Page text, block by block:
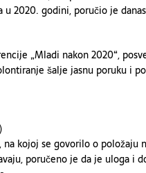
u 2020. godini, poručio je
„Mladi nakon 2020“,
šalje jasnu poruku i
kojoj se govorilo o položaju
poručeno je da je uloga i